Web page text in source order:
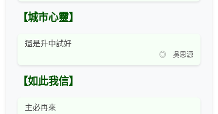
【城市心靈】
還是升中試好
◎ 吳思源
【如此我信】
主必再來